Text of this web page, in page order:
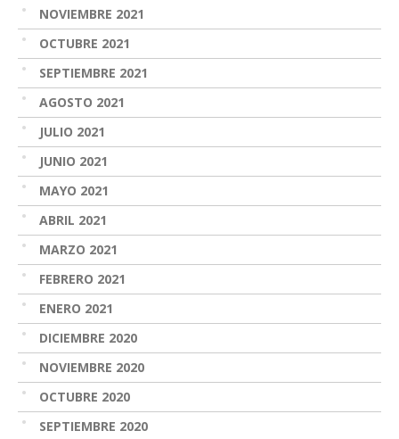
NOVIEMBRE 2021
OCTUBRE 2021
SEPTIEMBRE 2021
AGOSTO 2021
JULIO 2021
JUNIO 2021
MAYO 2021
ABRIL 2021
MARZO 2021
FEBRERO 2021
ENERO 2021
DICIEMBRE 2020
NOVIEMBRE 2020
OCTUBRE 2020
SEPTIEMBRE 2020